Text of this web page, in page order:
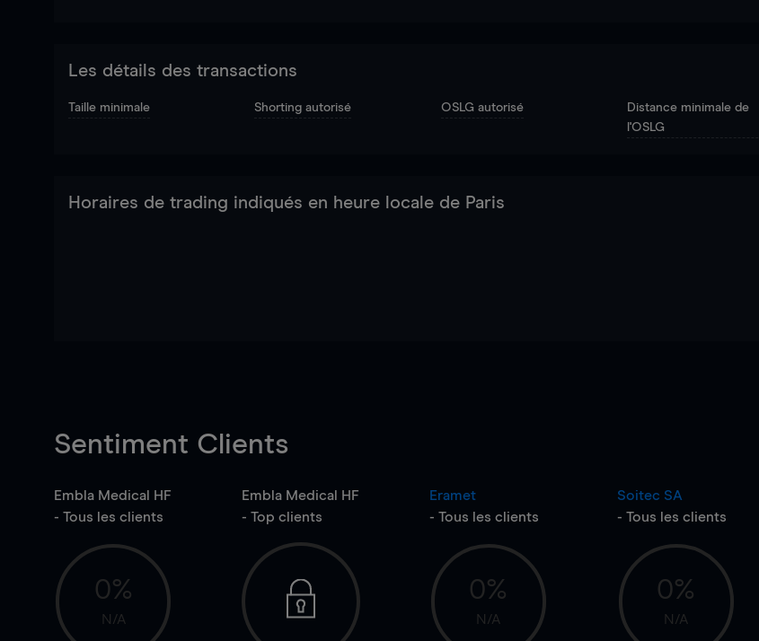
Les détails des transactions
Taille minimale Shorting autorisé OSLG autorisé
Distance minimale de
l'OSLG
Horaires de trading indiqués en heure locale de Paris
Sentiment Clients
Embla Medical HF
- Tous les clients
0%
N/A
Embla Medical HF
- Top clients
Eramet
- Tous les clients
0%
N/A
Soitec SA
- Tous les clients
0%
N/A